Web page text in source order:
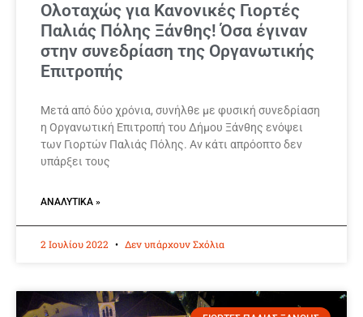
Ολοταχώς για Κανονικές Γιορτές
Παλιάς Πόλης Ξάνθης! Όσα έγιναν
στην συνεδρίαση της Οργανωτικής
Επιτροπής
Μετά από δύο χρόνια, συνήλθε με φυσική συνεδρίαση
η Οργανωτική Επιτροπή του Δήμου Ξάνθης ενόψει
των Γιορτών Παλιάς Πόλης. Αν κάτι απρόοπτο δεν
υπάρξει τους
ΑΝΑΛΥΤΙΚΆ »
2 Ιουλίου 2022 Δεν υπάρχουν Σχόλια